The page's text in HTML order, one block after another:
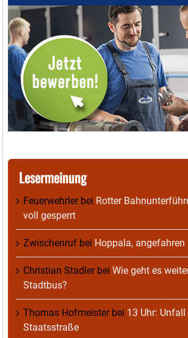
Lesermeinung
Feuerwehrlerbei Rotter
voll gesperrt
Zwischenruf bei Hoppala, angefahren
Christian Stadlerbei Wie geht es
Stadtbus?
Thomas Hofmeisterbei 13 Uhr:
Staatsstraße